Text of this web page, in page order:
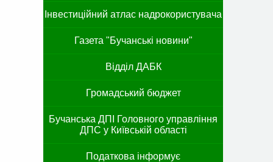
Інвестиційний атлас надрокористувача
Газета "Бучанські новини"
Відділ ДАБК
Громадський бюджет
Бучанська ДПІ Головного управління
ДПС у Київській області
Податкова інформує